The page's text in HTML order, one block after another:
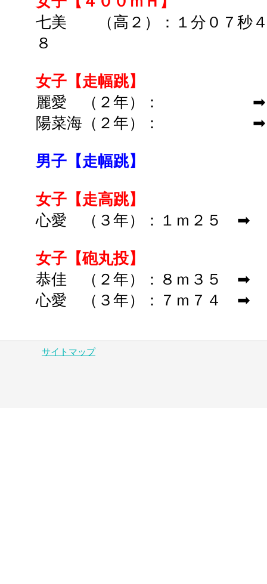
七美 （高２）：１分０７秒
８
女子【走幅跳】
麗愛 （２年）： ➡
陽菜海（２年）： ➡
男子【走幅跳】
女子【走高跳】
心愛 （３年）：１ｍ２５ ➡
女子【砲丸投】
恭佳 （２年）：８ｍ３５ ➡
心愛
（３年）：７ｍ７４ ➡
サイトマップ